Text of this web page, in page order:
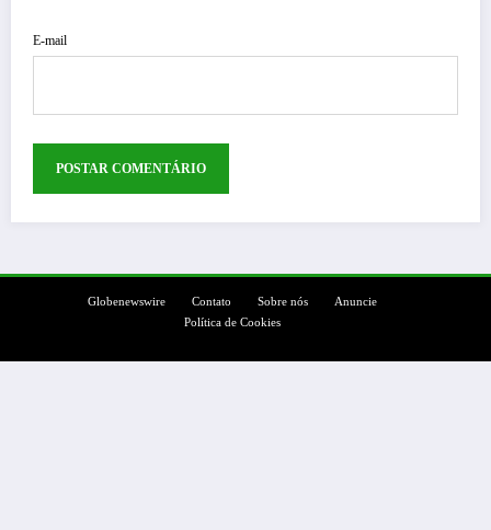
E-mail
Globenewswire Contato Sobre nós
Anuncie
Política de Cookies